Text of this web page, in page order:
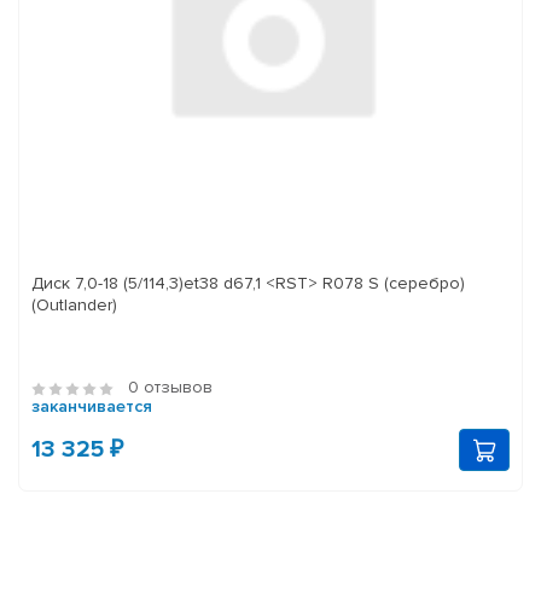
Диск 7,0-18 (5/114,3)et38 d67,1 <RST> R078 S (серебро)
(Outlander)
0 отзывов
заканчивается
13 325 ₽